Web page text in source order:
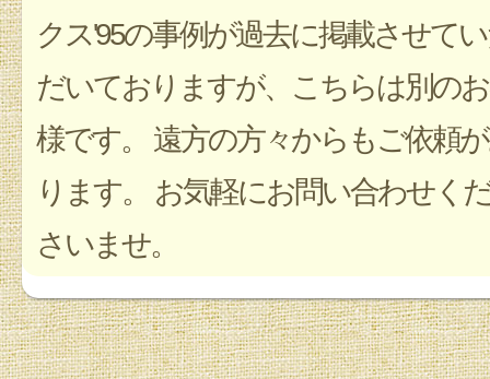
クス'95の事例が過去に掲載させて
だいておりますが、こちらは別の
様です。 遠方の方々からもご依頼
ります。 お気軽にお問い合わせくだ
さいませ。